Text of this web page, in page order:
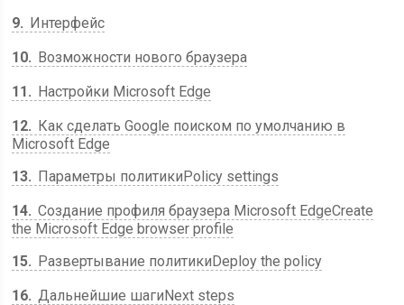
9
Интерфейс
10
Возможности нового браузера
11
Настройки Microsoft Edge
12
Как сделать Google поиском по умолчанию в
Microsoft Edge
13
Параметры политикиPolicy settings
14 Создание профиля браузера Microsoft EdgeCreate
the Microsoft Edge browser profile
15
Развертывание политикиDeploy the policy
16 Дальнейшие шагиNext steps